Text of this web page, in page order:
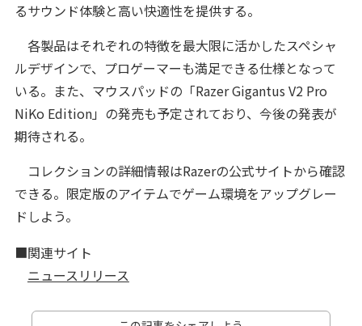
るサウンド体験と高い快適性を提供する。
各製品はそれぞれの特徴を最大限に活かしたスペシャ
ルデザインで、プロゲーマーも満足できる仕様となって
いる。また、マウスパッドの「Razer Gigantus V2 Pro
NiKo Edition」の発売も予定されており、今後の発表が
期待される。
コレクションの詳細情報はRazerの公式サイトから確認
できる。限定版のアイテムでゲーム環境をアップグレー
ドしよう。
■関連サイト
ニュースリリース